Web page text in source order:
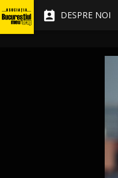
 DESPRE NOI